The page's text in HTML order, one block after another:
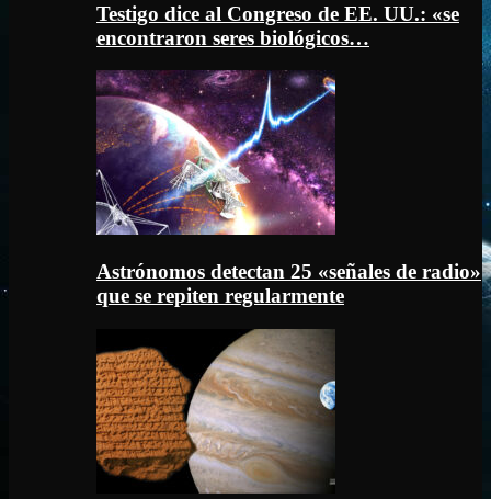
Testigo dice al Congreso de EE. UU.: «se
encontraron seres biológicos…
Astrónomos detectan 25 «señales de radio»
que se repiten regularmente